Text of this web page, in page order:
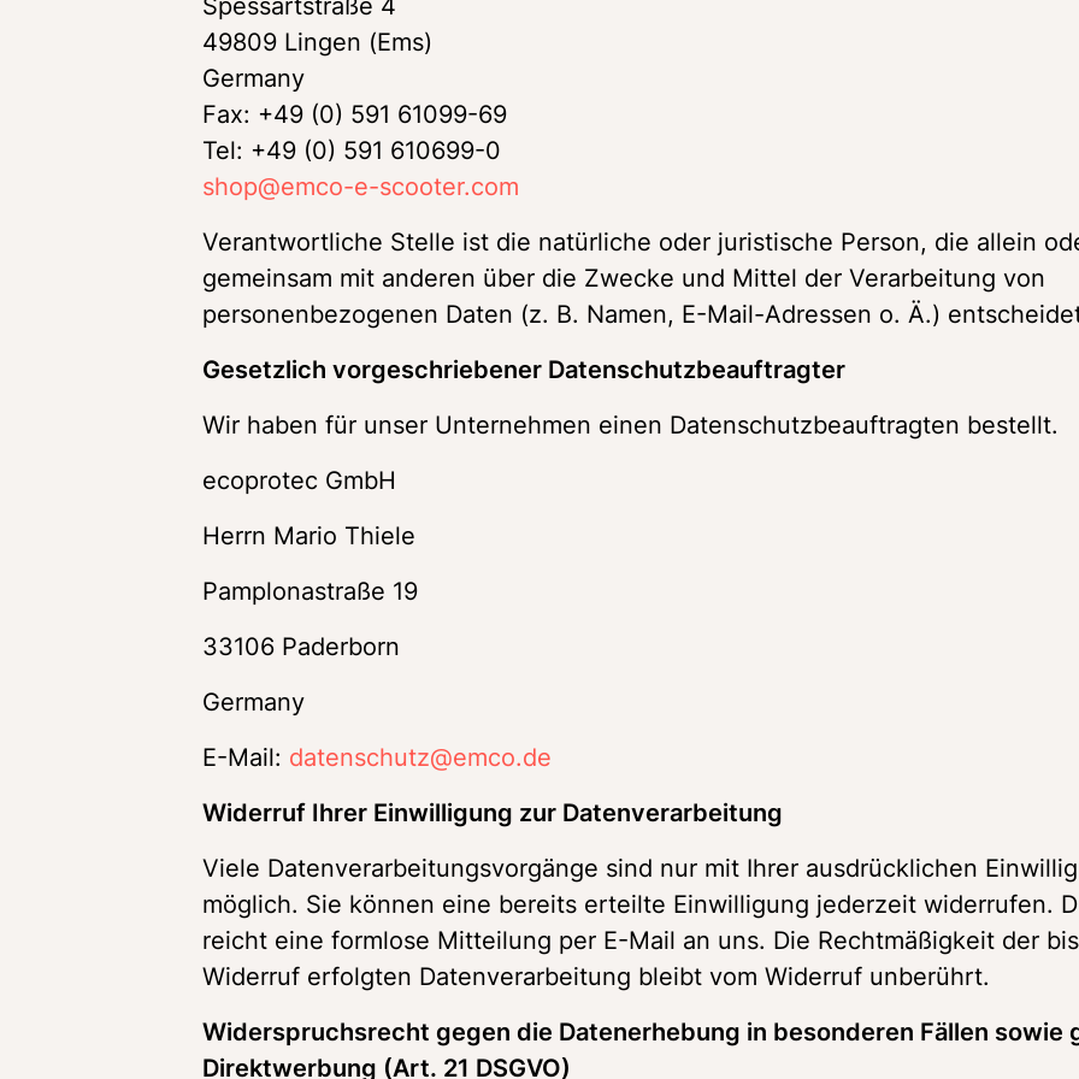
49809 Lingen (Ems)
Germany
Fax: +49 (0) 591 61099-69
shop@emco-e-scooter.com
Verantwortliche Stelle ist die natürliche oder juristische Person, die allein
gemeinsam mit anderen über die Zwecke und Mittel der Verarbeitung von
personenbezogenen Daten (z. B. Namen, E-Mail-Adressen o. Ä.)
Gesetzlich vorgeschriebener Datenschutzbeauftragter
Wir haben für unser Unternehmen einen Datenschutzbeauftragten bestellt.
ecoprotec GmbH
Herrn Mario Thiele
Pamplonastraße 19
33106 Paderborn
Germany
E-Mail: datenschutz@emco.de
Widerruf Ihrer Einwilligung zur Datenverarbeitung
Viele Datenverarbeitungsvorgänge sind nur mit Ihrer ausdrücklichen
möglich. Sie können eine bereits erteilte Einwilligung jederzeit widerrufen.
reicht eine formlose Mitteilung per E-Mail an uns. Die Rechtmäßigkeit der
Widerruf erfolgten Datenverarbeitung bleibt vom Widerruf unberührt.
Widerspruchsrecht gegen die Datenerhebung in besonderen Fällen sowie
Direktwerbung (Art. 21 DSGVO)